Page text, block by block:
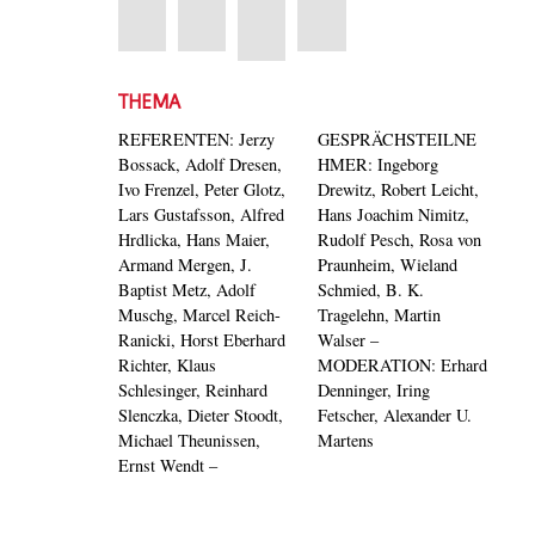
THEMA
REFERENTEN: Jerzy
Bossack, Adolf Dresen,
Ivo Frenzel, Peter Glotz,
Lars Gustafsson, Alfred
Hrdlicka, Hans Maier,
Armand Mergen, J.
Baptist Metz, Adolf
Muschg, Marcel Reich-
Ranicki, Horst Eberhard
Richter, Klaus
Schlesinger, Reinhard
Slenczka, Dieter Stoodt,
Michael Theunissen,
Ernst Wendt –
GESPRÄCHSTEILNE
HMER: Ingeborg
Drewitz, Robert Leicht,
Hans Joachim Nimitz,
Rudolf Pesch, Rosa von
Praunheim, Wieland
Schmied, B. K.
Tragelehn, Martin
Walser –
MODERATION: Erhard
Denninger, Iring
Fetscher, Alexander U.
Martens